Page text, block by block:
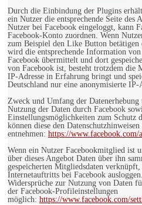
Durch die Einbindung der Plugins
ein Nutzer die entsprechende Seite des
Nutzer bei Facebook eingeloggt, kann
Facebook-Konto zuordnen. Wenn
zum Beispiel den Like Button betätigen
wird die entsprechende Information
Facebook übermittelt und dort
von Facebook ist, besteht trotzdem die
IP-Adresse in Erfahrung bringt und
Deutschland nur eine anonymisierte IP-
Zweck und Umfang der
Nutzung der Daten durch Facebook
Einstellungsmöglichkeiten zum Schutz
können diese den
entnehmen: https://www.facebook.com/
Wenn ein Nutzer Facebookmitglied ist
über dieses Angebot Daten über ihn
gespeicherten Mitgliedsdaten
Internetauftritts bei Facebook
Widersprüche zur Nutzung von Daten
der Facebook-Profileinstellungen
möglich: https://www.facebook.com/